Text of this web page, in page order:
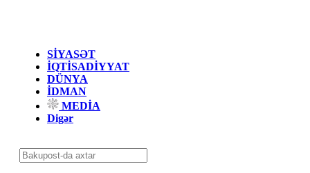
SİYASƏT
İQTİSADİYYAT
DÜNYA
İDMAN
MEDİA
Digər